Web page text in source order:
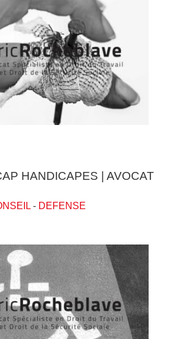
HANDICAPES | AVOCAT
- DEFENSE